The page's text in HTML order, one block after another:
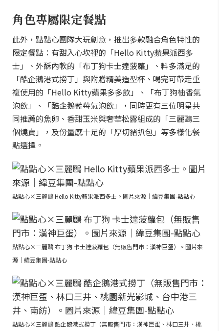
角色專屬限定餐點
此外，點點心團隊大玩創意，推出多款融合角色特性的
限定餐點：有甜入心坎裡的「Hello Kitty蘋果派西多
士」、外酥內軟的「布丁狗卡士達菠蘿」、料多滿足的
「酷企鵝港式撈丁」與附贈精美造型杯、喝完可帶走重
複使用的「Hello Kitty蘋果多多飲」、「布丁狗柚香氣
泡飲」、「酷企鵝藍莓氣泡飲」，同時更有三位明星共
同推薦的魚卵、香甜玉米與奢華松露組成的「三麗鷗三
個燒賣」，及份量感十足的「厚切豬扒包」等多樣化餐
點選擇。
點點心×三麗鷗 Hello Kitty蘋果派西多士。圖片來源｜緯豆集團-點點心
點點心×三麗鷗 布丁狗 卡士達菠蘿包（無販售門市：漢神巨蛋）。圖片來
源｜緯豆集團-點點心
點點心×三麗鷗 酷企鵝港式撈丁（無販售門市：漢神巨蛋、林口三井、桃